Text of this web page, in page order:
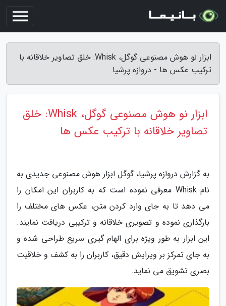
ابزار نو هوش مصنوعی گوگل، Whisk: خلق تصاویر خلاقانه با
ترکیب عکس ها - دروازه پرشیا
ابزار نو هوش مصنوعی گوگل، Whisk: خلق
تصاویر خلاقانه با ترکیب عکس ها
به گزارش دروازه پرشیا، گوگل ابزار هوش مصنوعی جدیدی به
نام Whisk معرفی نموده است که به کاربران این امکان را
می دهد تا به جای وارد کردن متن، عکس های مختلف را
بارگذاری نموده و تصویری خلاقانه و ترکیبی دریافت نمایند.
این ابزار به طور ویژه برای الهام گیری سریع طراحی شده و
به جای تمرکز بر ویرایش دقیق، کاربران را به کشف و خلاقیت
بصری تشویق می نماید.